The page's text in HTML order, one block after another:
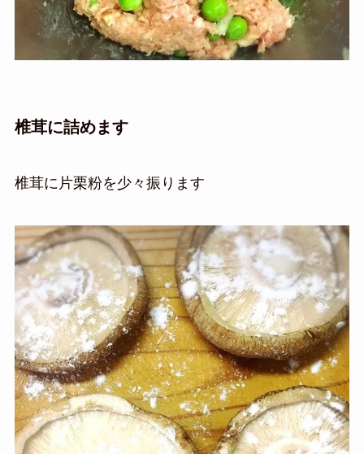
椎茸に詰めます
椎茸に片栗粉を少々振ります